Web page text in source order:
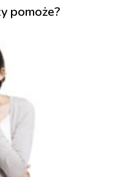
pomoże?